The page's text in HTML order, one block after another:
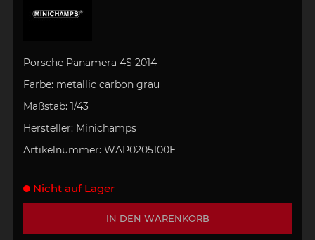
Porsche Panamera 4S 2014
Farbe: metallic carbon grau
Maßstab: 1/43
Hersteller: Minichamps
Artikelnummer: WAP0205100E
IN DEN WARENKORB
Nicht auf Lager